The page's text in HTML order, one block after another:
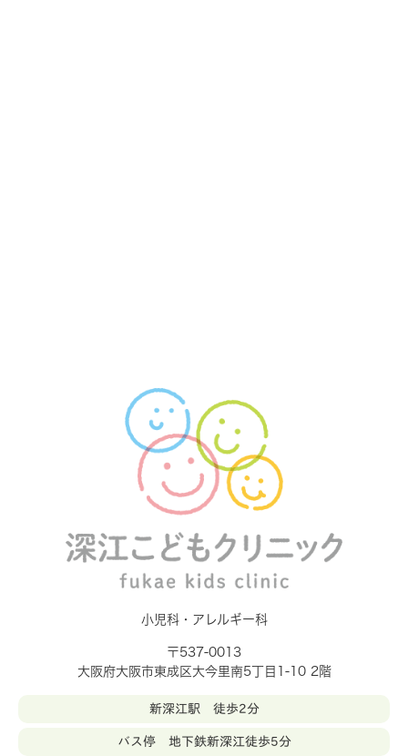
小児科・アレルギー科
〒537-0013
大阪府大阪市東成区大今里南5丁目1-10 2階
新深江駅 徒歩2分
バス停 地下鉄新深江徒歩5分